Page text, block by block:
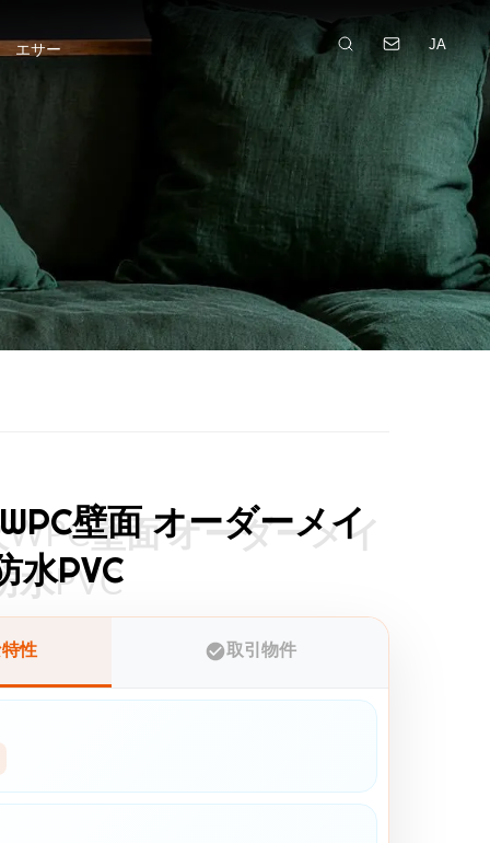
エサー JA
壁面 オーダーメイ
水PVC
壁面 オーダーメイ
水PVC
性 取引物件